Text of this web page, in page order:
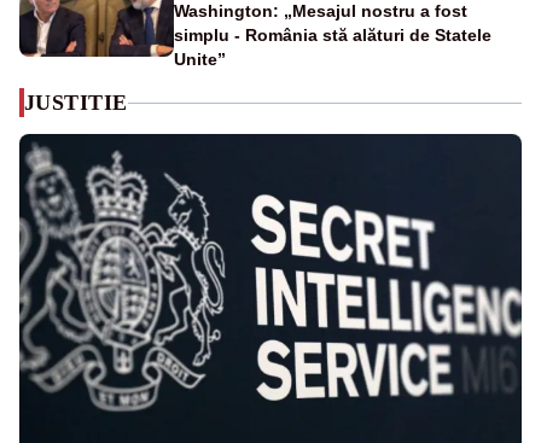
Washington: „Mesajul nostru a fost
simplu - România stă alături de Statele
Unite”
JUSTITIE